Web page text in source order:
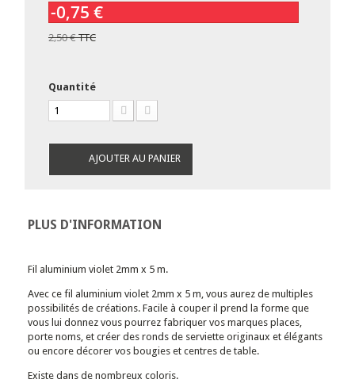
-0,75 €
2,50 €TTC
Quantité
AJOUTER AU PANIER
PLUS D'INFORMATION
Fil aluminium violet 2mm x 5 m.
Avec ce fil aluminium violet 2mm x 5 m, vous aurez de multiples
possibilités de créations. Facile à couper il prend la forme que
vous lui donnez vous pourrez fabriquer vos marques places,
porte noms, et créer des ronds de serviette originaux et élégants
ou encore décorer vos bougies et centres de table.
Existe dans de nombreux coloris.